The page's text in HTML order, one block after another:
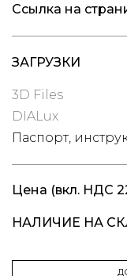
Ссылка на
ЗАГРУЗКИ
3D Files
DIALux
Паспорт,
Цена (вкл. НДС
НАЛИЧИЕ НА